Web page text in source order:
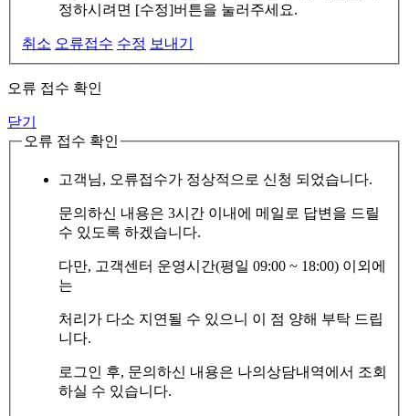
정하시려면 [수정]버튼을 눌러주세요.
취소 오류접수 수정 보내기
오류 접수 확인
닫기
오류 접수 확인
고객님, 오류접수가 정상적으로 신청 되었습니다.
문의하신 내용은 3시간 이내에 메일로 답변을 드릴
수 있도록 하겠습니다.
다만, 고객센터 운영시간(평일 09:00 ~ 18:00) 이외에
는
처리가 다소 지연될 수 있으니 이 점 양해 부탁 드립
니다.
로그인 후, 문의하신 내용은 나의상담내역에서 조회
하실 수 있습니다.